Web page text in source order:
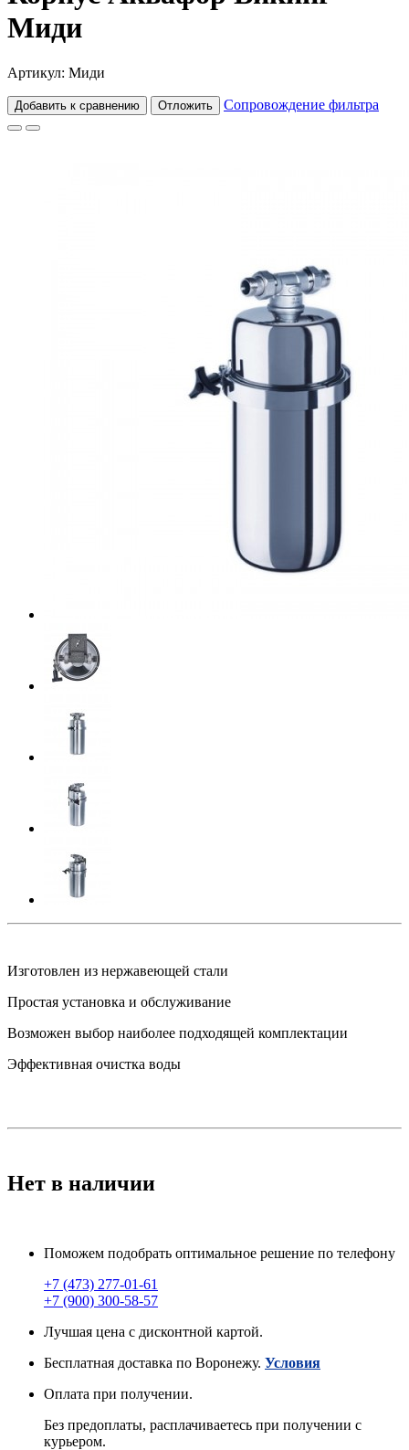
Миди
Артикул: Миди
Добавить к сравнению Отложить Сопровождение фильтра
Изготовлен из нержавеющей стали
Простая установка и обслуживание
Возможен выбор наиболее подходящей комплектации
Эффективная очистка воды
Нет в наличии
Поможем подобрать оптимальное решение по телефону
+7 (473) 277-01-61
+7 (900) 300-58-57
Лучшая цена с дисконтной картой.
Бесплатная доставка по Воронежу. Условия
Оплата при получении.
Без предоплаты, расплачиваетесь при получении с
курьером.